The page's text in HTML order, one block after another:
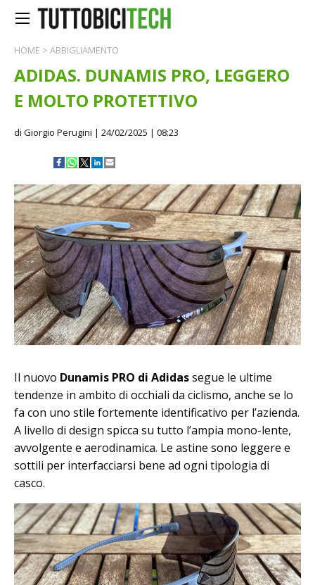
HOME > ABBIGLIAMENTO
ADIDAS. DUNAMIS PRO, LEGGERO
E MOLTO PROTETTIVO
di Giorgio Perugini | 24/02/2025 | 08:23
Il nuovo Dunamis PRO di Adidassegue le ultime
tendenze in ambito di occhiali da ciclismo, anche se lo
fa con uno stile fortemente identificativo per l’azienda.
A livello di design spicca su tutto l’ampia mono-lente,
avvolgente e aerodinamica. Le astine sono leggere e
sottili per interfacciarsi bene ad ogni tipologia di
casco.